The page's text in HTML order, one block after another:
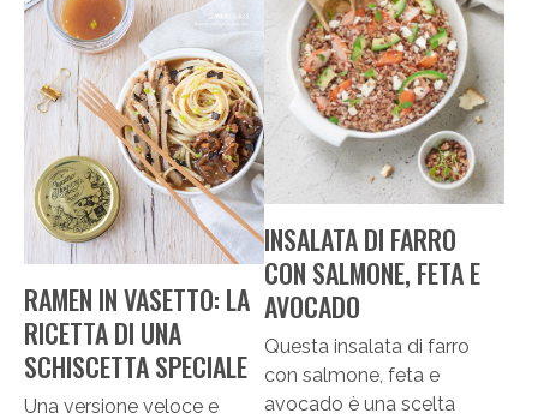
RAMEN IN VASETTO: LA
RICETTA DI UNA
SCHISCETTA SPECIALE
Una versione veloce e
INSALATA DI FARRO
CON SALMONE, FETA E
AVOCADO
Questa insalata di farro
con salmone, feta e
avocado è una scelta